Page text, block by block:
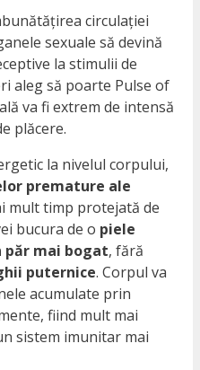
circulației
sexuale să devină
la stimulii de
aleg să poarte Pulse of
va fi extrem de intensă
plăcere.
la nivelul corpului,
premature ale
mult timp protejată de
bucura de o piele
păr mai bogat, fără
puternice. Corpul va
acumulate prin
fiind mult mai
sistem imunitar mai